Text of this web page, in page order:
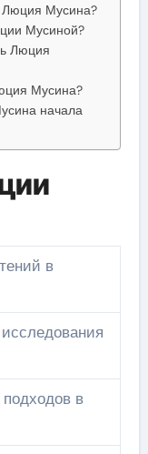
Люция Мусина?
Мусиной?
Люция
Мусина?
начала
в
в